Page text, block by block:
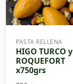
PASTA RELLENA
HIGO TURCO y
ROQUEFORT
x750grs